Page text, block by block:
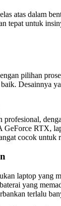
atas dalam
tepat untuk
pilihan
RTX,
cocok untuk
laptop yang
yang
terlalu